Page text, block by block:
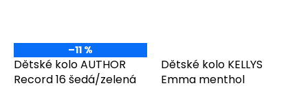
–11 %
Dětské kolo AUTHOR
Record 16 šedá/zelená
Dětské kolo KELLYS
Emma menthol